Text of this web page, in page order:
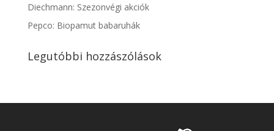
Diechmann: Szezonvégi akciók
Pepco: Biopamut babaruhák
Legutóbbi hozzászólások